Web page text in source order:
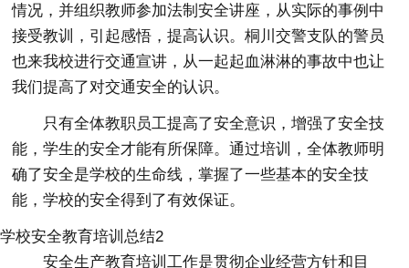
情况，并组织教师参加法制安全讲座，从实际的事例中
接受教训，引起感悟，提高认识。桐川交警支队的警员
也来我校进行交通宣讲，从一起起血淋淋的事故中也让
我们提高了对交通安全的认识。
只有全体教职员工提高了安全意识，增强了安全技
能，学生的安全才能有所保障。通过培训，全体教师明
确了安全是学校的生命线，掌握了一些基本的安全技
能，学校的安全得到了有效保证。
学校安全教育培训总结2
安全生产教育培训工作是贯彻企业经营方针和目